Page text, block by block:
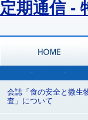
定期通信 -
会誌「食の安全と微生
査」について